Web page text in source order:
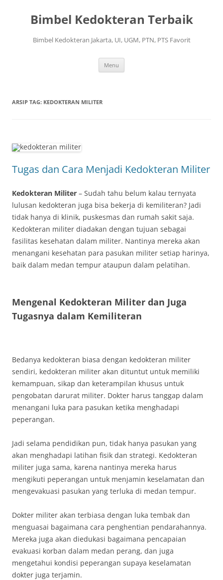
Bimbel Kedokteran Terbaik
Bimbel Kedokteran Jakarta, UI, UGM, PTN, PTS Favorit
Menu
ARSIP TAG: KEDOKTERAN MILITER
Tugas dan Cara Menjadi Kedokteran Militer
Kedokteran Militer – Sudah tahu belum kalau ternyata
lulusan kedokteran juga bisa bekerja di kemiliteran? Jadi
tidak hanya di klinik, puskesmas dan rumah sakit saja.
Kedokteran militer diadakan dengan tujuan sebagai
fasilitas kesehatan dalam militer. Nantinya mereka akan
menangani kesehatan para pasukan militer setiap harinya,
baik dalam medan tempur ataupun dalam pelatihan.
Mengenal Kedokteran Militer dan Juga
Tugasnya dalam Kemiliteran
Bedanya kedokteran biasa dengan kedokteran militer
sendiri, kedokteran militer akan dituntut untuk memiliki
kemampuan, sikap dan keterampilan khusus untuk
pengobatan darurat militer. Dokter harus tanggap dalam
menangani luka para pasukan ketika menghadapi
peperangan.
Jadi selama pendidikan pun, tidak hanya pasukan yang
akan menghadapi latihan fisik dan strategi. Kedokteran
militer juga sama, karena nantinya mereka harus
mengikuti peperangan untuk menjamin keselamatan dan
mengevakuasi pasukan yang terluka di medan tempur.
Dokter militer akan terbiasa dengan luka tembak dan
menguasai bagaimana cara penghentian pendarahannya.
Mereka juga akan diedukasi bagaimana pencapaian
evakuasi korban dalam medan perang, dan juga
mengetahui kondisi peperangan supaya keselamatan
dokter juga terjamin.